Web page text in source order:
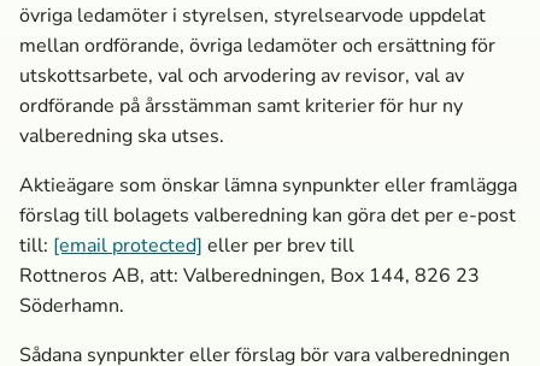
övriga ledamöter i styrelsen, styrelsearvode uppdelat
mellan ordförande, övriga ledamöter och ersättning för
utskottsarbete, val och arvodering av revisor, val av
ordförande på årsstämman samt kriterier för hur ny
valberedning ska utses.
Aktieägare som önskar lämna synpunkter eller framlägga
förslag till bolagets valberedning kan göra det per e-post
till: [email protected] eller per brev till
Rottneros AB, att: Valberedningen, Box 144, 826 23
Söderhamn.
Sådana synpunkter eller förslag bör vara valberedningen